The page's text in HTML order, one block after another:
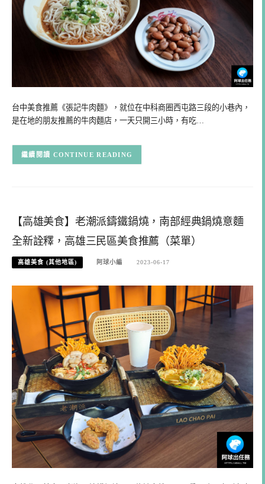
台中美食推薦《張記牛肉麵》，就位在中科商圈西屯路三段的小巷內，
是在地的朋友推薦的牛肉麵店，一天只開三小時，有吃…
CONTINUE READING
【高雄美食】老潮派鑄鐵鍋燒，南部經典鍋燒意麵
全新詮釋，高雄三民區美食推薦（菜單）
高雄美食 (其他地區) 阿球小編 2023-06-17